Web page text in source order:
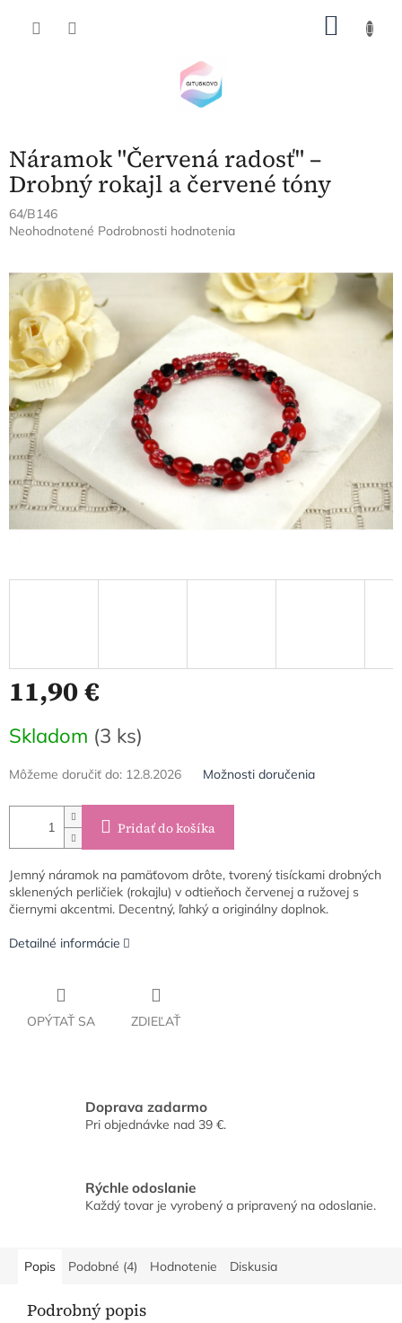
Náramok "Červená radosť" –
Drobný rokajl a červené tóny
64/B146
Priemerné
0,0
z
5
hviezdičiek.
Neohodnotené Podrobnosti hodnotenia
11,90 €
cena:
Skladom (3 ks)
Môžeme doručiť do: 12.8.2026 Možnosti doručenia
Pridať do košíka
Jemný náramok na pamäťovom drôte, tvorený tisíckami drobných
sklenených perličiek (rokajlu) v odtieňoch červenej a ružovej s
čiernymi akcentmi. Decentný, ľahký a originálny doplnok.
Detailné informácie
OPÝTAŤ SA ZDIEĽAŤ
Doprava zadarmo
Pri objednávke nad 39 €.
Rýchle odoslanie
Každý tovar je vyrobený a pripravený na odoslanie.
Popis Podobné (4) Hodnotenie Diskusia
Podrobný popis